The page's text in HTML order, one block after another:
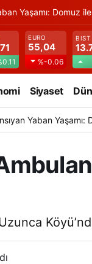
Yaşamı: Domuz
EURO
55,04
%-0.06
BIST
Siyaset
Yaban Yaşamı: